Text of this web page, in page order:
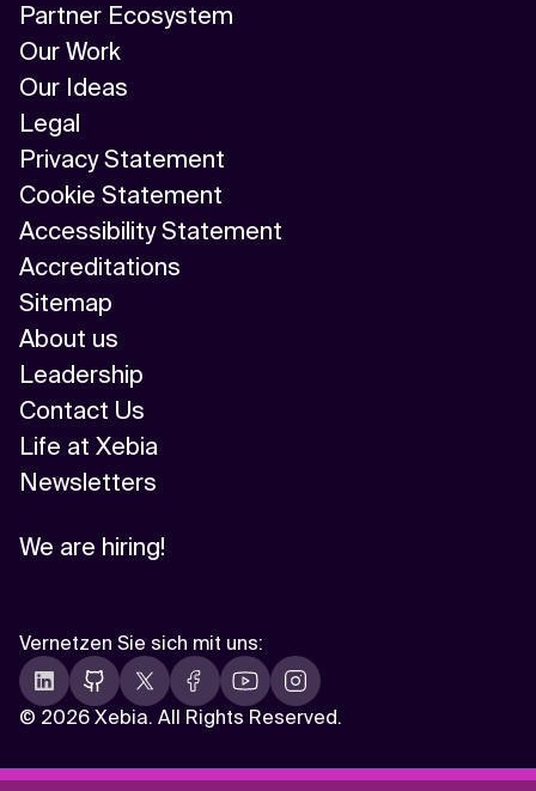
Partner Ecosystem
Our Work
Our Ideas
Legal
Privacy Statement
Cookie Statement
Accessibility Statement
Accreditations
Sitemap
About us
Leadership
Contact Us
Life at Xebia
Newsletters
We are hiring!
© 2026 Xebia. All Rights Reserved.
Vernetzen Sie sich mit uns: